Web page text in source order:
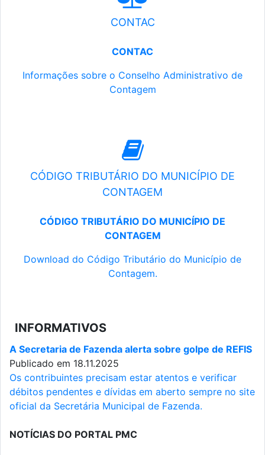
CONTAC
CONTAC
Informações sobre o Conselho Administrativo de
Contagem
CÓDIGO TRIBUTÁRIO DO MUNICÍPIO DE
CONTAGEM
CÓDIGO TRIBUTÁRIO DO MUNICÍPIO DE
CONTAGEM
Download do Código Tributário do Município de
Contagem.
INFORMATIVOS
A Secretaria de Fazenda alerta sobre golpe de REFIS
Publicado em 18.11.2025
Os contribuintes precisam estar atentos e verificar
débitos pendentes e dívidas em aberto sempre no site
oficial da Secretária Municipal de Fazenda.
NOTÍCIAS DO PORTAL PMC